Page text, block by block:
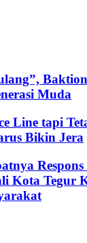
Muda
Line tapi
Bikin Jera
Kota Tegur